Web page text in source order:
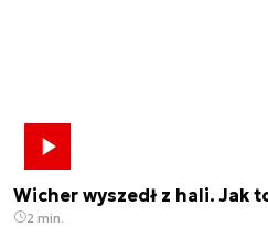
Wicher wyszedł z hali. Jak
2 min.